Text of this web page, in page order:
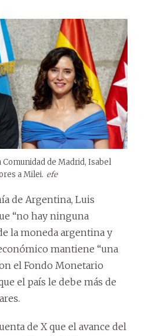
de Madrid, Isabel
a Milei. efe
de Argentina, Luis
“no hay ninguna
la moneda argentina y
mantiene “una
el Fondo Monetario
el país le debe más de
de X que el avance del